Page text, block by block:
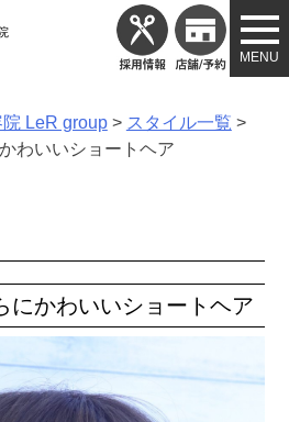
LeR group> スタイル一覧 >
わいいショートヘア
にかわいいショートヘア